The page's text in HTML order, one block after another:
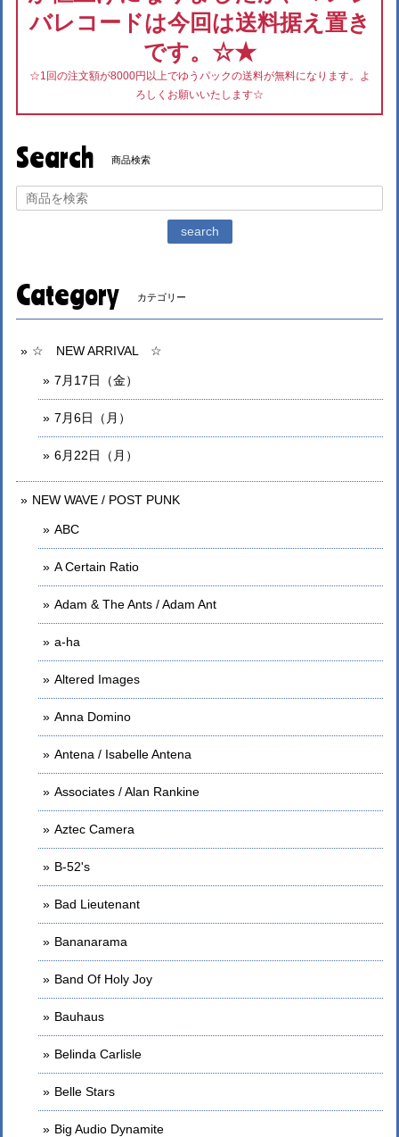
バレコードは今回は送料据え置き
です。☆★
☆1回の注文額が8000円以上でゆうパックの送料が無料になります。よ
ろしくお願いいたします☆
Search 商品検索
search
Category カテゴリー
☆ NEW ARRIVAL ☆
7月17日（金）
7月6日（月）
6月22日（月）
NEW WAVE / POST PUNK
ABC
A Certain Ratio
Adam & The Ants / Adam Ant
a-ha
Altered Images
Anna Domino
Antena / Isabelle Antena
Associates / Alan Rankine
Aztec Camera
B-52's
Bad Lieutenant
Bananarama
Band Of Holy Joy
Bauhaus
Belinda Carlisle
Belle Stars
Big Audio Dynamite